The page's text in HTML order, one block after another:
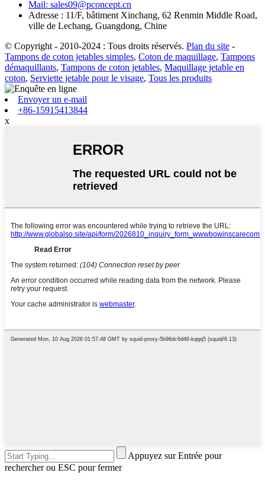
Mail: sales09@pconcept.cn
Adresse : 11/F, bâtiment Xinchang, 62 Renmin Middle Road,
ville de Lechang, Guangdong, Chine
© Copyright - 2010-2024 : Tous droits réservés. Plan du site -
Tampons de coton jetables simples, Coton de maquillage, Tampons
démaquillants, Tampons de coton jetables, Maquillage jetable en
coton, Serviette jetable pour le visage, Tous les produits
Envoyer un e-mail
+86-15915413844
x
Appuyez sur Entrée pour
rechercher ou ESC pour fermer